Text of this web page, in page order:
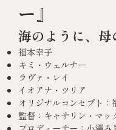
ー』
海のように、母
福本幸子
キミ・ウェルナー
ラヴァ・レイ
イオアナ・ツリア
オリジナルコンセプト：
監督：キャサリン・マッ